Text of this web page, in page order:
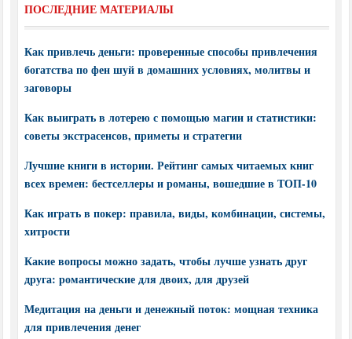
ПОСЛЕДНИЕ МАТЕРИАЛЫ
Как привлечь деньги: проверенные способы привлечения
богатства по фен шуй в домашних условиях, молитвы и
заговоры
Как выиграть в лотерею с помощью магии и статистики:
советы экстрасенсов, приметы и стратегии
Лучшие книги в истории. Рейтинг самых читаемых книг
всех времен: бестселлеры и романы, вошедшие в ТОП-10
Как играть в покер: правила, виды, комбинации, системы,
хитрости
Какие вопросы можно задать, чтобы лучше узнать друг
друга: романтические для двоих, для друзей
Медитация на деньги и денежный поток: мощная техника
для привлечения денег